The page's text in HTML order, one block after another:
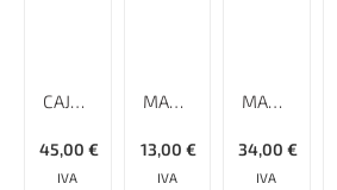
CAJA KHATAMKARI – 18 CM
€
45,00
IVA
MANTEL DE ALGODÓN ESTAMPADO A MANO, 80 CM X 80 CM, GHALAMKAR;
€
13,00
IVA
MANTEL DE ALGODÓN ESTAMPADO A MANO, REDONDO 120CM,
€
34,00
IVA